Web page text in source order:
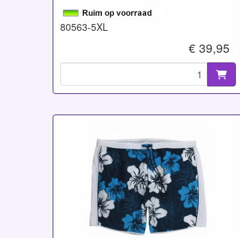
80563-5XL
€ 39,95